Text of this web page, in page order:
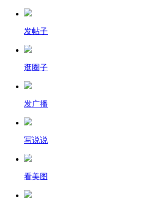
发帖子
逛圈子
发广播
写说说
看美图